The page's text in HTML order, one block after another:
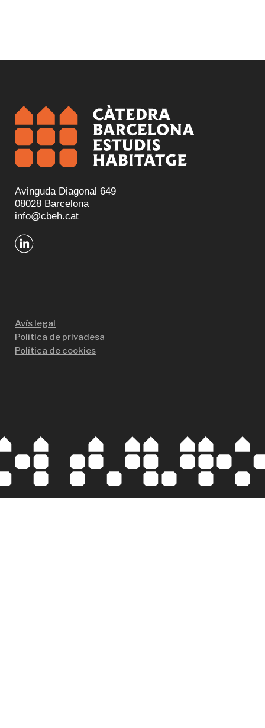
Avinguda Diagonal 649
08028 Barcelona
info@cbeh.cat
Avís legal
Política de privadesa
Política de cookies